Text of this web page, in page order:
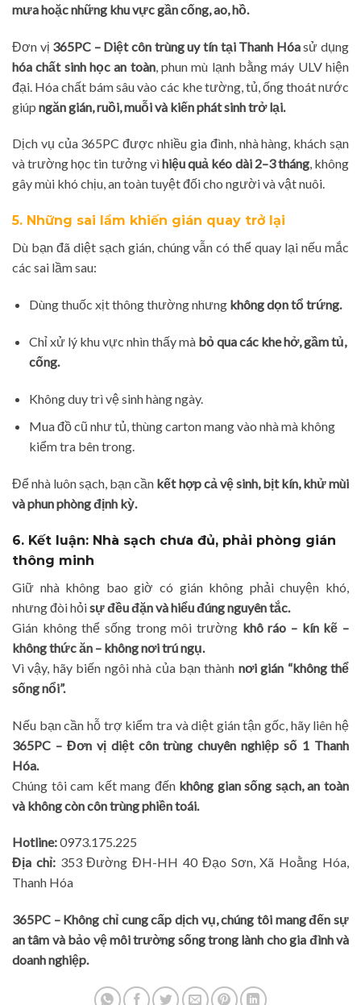
mưa hoặc những khu vực gần cống, ao, hồ.
Đơn vị 365PC – Diệt côn trùng uy tín tại Thanh Hóasử dụng
hóa chất sinh học an toàn, phun mù lạnh bằng máy ULV hiện
đại. Hóa chất bám sâu vào các khe tường, tủ, ống thoát nước
giúp ngăn gián, ruồi, muỗi và kiến phát sinh trở lại.
Dịch vụ của 365PC được nhiều gia đình, nhà hàng, khách sạn
và trường học tin tưởng vìhiệu quả kéo dài 2–3 tháng, không
gây mùi khó chịu, an toàn tuyệt đối cho người và vật nuôi.
5. Những sai lầm khiến gián quay trở lại
Dù bạn đã diệt sạch gián, chúng vẫn có thể quay lại nếu mắc
các sai lầm sau:
Dùng thuốc xịt thông thường nhưng không dọn tổ trứng.
Chỉ xử lý khu vực nhìn thấy mà bỏ qua các khe hở, gầm tủ,
cống.
Không duy trì vệ sinh hàng ngày.
Mua đồ cũ như tủ, thùng carton mang vào nhà mà không
kiểm tra bên trong.
Để nhà luôn sạch, bạn cần kết hợp cả vệ sinh, bịt kín, khử mùi
và phun phòng định kỳ.
6. Kết luận: Nhà sạch chưa đủ, phải phòng gián
thông minh
Giữ nhà không bao giờ có gián không phải chuyện khó,
nhưng đòi hỏisự đều đặn và hiểu đúng nguyên tắc.
Gián không thể sống trong môi trường khô ráo – kín kẽ –
không thức ăn – không nơi trú ngụ.
Vì vậy, hãy biến ngôi nhà của bạn thành nơi gián “không thể
sống nổi”.
Nếu bạn cần hỗ trợ kiểm tra và diệt gián tận gốc, hãy liên hệ
365PC – Đơn vị diệt côn trùng chuyên nghiệp số 1 Thanh
Hóa.
Chúng tôi cam kết mang đến không gian sống sạch, an toàn
và không còn côn trùng phiền toái.
Hotline:0973.175.225
Địa chỉ:353 Đường ĐH-HH 40 Đạo Sơn, Xã Hoằng Hóa,
Thanh Hóa
365PC – Không chỉ cung cấp dịch vụ, chúng tôi mang đến sự
an tâm và bảo vệ môi trường sống trong lành cho gia đình và
doanh nghiệp.